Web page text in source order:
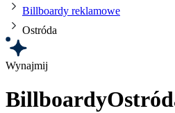
Billboardy reklamowe
Ostróda
Wynajmij
Billboardy